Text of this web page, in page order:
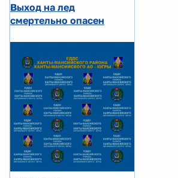
Выход на лед
смертельно опасен